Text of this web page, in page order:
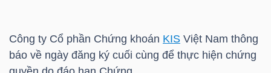
Công ty Cổ phần Chứng khoán KIS Việt Nam thông
báo về ngày đăng ký cuối cùng để thực hiện chứng
BẤT